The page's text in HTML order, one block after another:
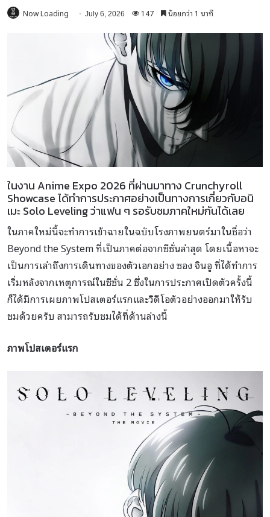
Now Loading July 6, 2026 147 น้อยกว่า 1 นาที
ในงาน Anime Expo 2026 ที่ผ่านมาทาง Crunchyroll
Showcase ได้ทำการประกาศอย่างเป็นทางการเกี่ยวกับอนิ
เมะ Solo Leveling ว่าแฟน ๆ รอรับชมภาคใหม่กันได้เลย
ในภาคใหม่นี้จะทำการเข้าฉายในฉบับโรงภาพยนตร์มาในชื่อว่า
Beyond the System ที่เป็นภาคต่อจากซีซั่นล่าสุด โดยเนื้อหาจะ
เป็นการเล่าถึงการเดินทางของตัวเอกอย่าง ซอง จินอู ที่ได้ทำการ
เริ่มหลังจากเหตุการณ์ในซีซั่น 2 ซึ่งในการประกาศเปิดตัวครั้งนี้
ก็ได้มีการเผยภาพโปสเตอร์แรกและวิดีโอตัวอย่างออกมาให้รับ
ชมด้วยครับ สามารถรับชมได้ที่ด้านล่างนี้
ภาพโปสเตอร์แรก